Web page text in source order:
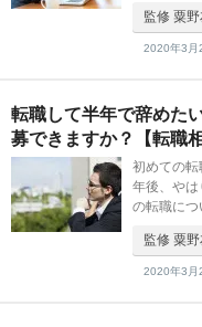
グSeguros
監修 粟
2020年3月
転職して半年で辞めた
募できますか？【転職相
初めての
年後、やは
の転職に
gurosの粟
監修 粟
2020年3月